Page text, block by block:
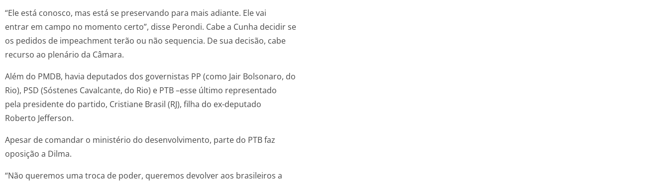
“Ele está conosco, mas está se preservando para mais adiante. Ele vai
entrar em campo no momento certo”, disse Perondi. Cabe a Cunha decidir se
os pedidos de impeachment terão ou não sequencia. De sua decisão, cabe
recurso ao plenário da Câmara.
Além do PMDB, havia deputados dos governistas PP (como Jair Bolsonaro, do
Rio), PSD (Sóstenes Cavalcante, do Rio) e PTB –esse último representado
pela presidente do partido, Cristiane Brasil (RJ), filha do ex-deputado
Roberto Jefferson.
Apesar de comandar o ministério do desenvolvimento, parte do PTB faz
oposição a Dilma.
“Não queremos uma troca de poder, queremos devolver aos brasileiros a